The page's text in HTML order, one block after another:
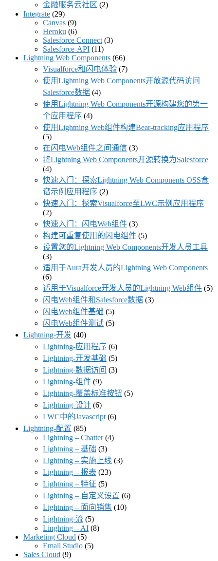
金融服务云社区 (2)
Integrate (29)
Canvas (9)
Heroku (6)
Salesforce Connect (3)
Salesforce-API (11)
Lightning Web Components (66)
Visualforce和闪电体验 (7)
使用Lightning Web Components开放源代码访问
Salesforce数据 (4)
使用Lightning Web Components开源构建您的第一
个应用程序 (4)
使用Lightning Web组件构建Bear-tracking应用程序
(5)
在闪电Web组件之间通信 (3)
将Lightning Web Components开源转换为Salesforce
(4)
快速入门：探索Lightning Web Components OSS食
谱示例应用程序 (2)
快速入门：探索Visualforce至LWC示例应用程序
(2)
快速入门：闪电Web组件 (3)
构建可重复使用的闪电组件 (5)
设置您的Lightning Web Components开发人员工具
(3)
适用于Aura开发人员的Lightning Web Components
(6)
适用于Visualforce开发人员的Lightning Web组件 (5)
闪电Web组件和Salesforce数据 (3)
闪电Web组件基础 (5)
闪电Web组件测试 (5)
Lightning-开发 (40)
Lightning-应用程序 (6)
Lightning-开发基础 (5)
Lightning-数据访问 (3)
Lightning-组件 (9)
Lightning-覆盖标准按钮 (5)
Lightning-设计 (6)
LWC中的Javascript (6)
Lightning-配置 (85)
Lightning – Chatter(4)
Lightning – 基础 (3)
Lightning – 实施上线 (3)
Lightning – 报表 (23)
Lightning – 特征 (5)
Lightning – 自定义设置 (6)
Lightning – 面向销售 (10)
Lightning-流 (5)
Linghting – AI (8)
Marketing Cloud (5)
Email Studio (5)
Sales Cloud (9)